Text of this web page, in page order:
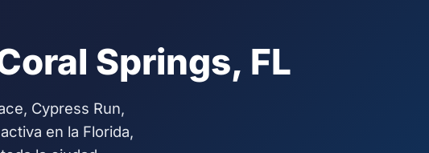
Springs, FL
Cypress Run,
en la Florida,